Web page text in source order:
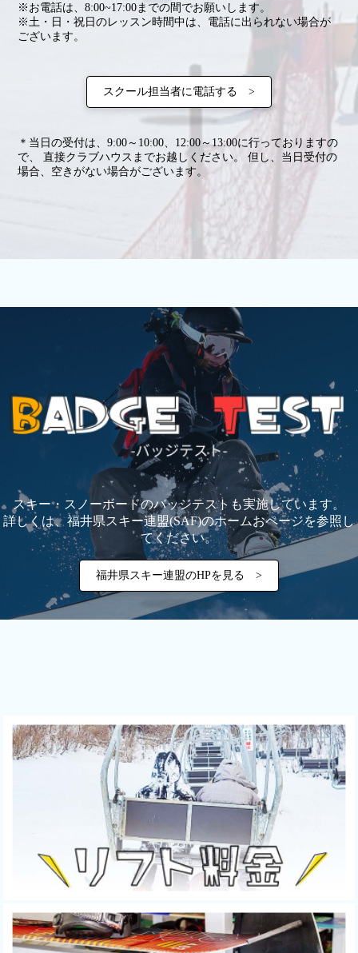
※お電話は、8:00~17:00までの間でお願いします。
※土・日・祝日のレッスン時間中は、電話に出られない場合が
ございます。
スクール担当者に電話する >
＊当日の受付は、9:00～10:00、12:00～13:00に行っておりますの
で、 直接クラブハウスまでお越しください。 但し、当日受付の
場合、空きがない場合がございます。
スキー・スノーボードのバッジテストも実施しています。
詳しくは、福井県スキー連盟(SAF)のホームおページを参照し
てください。
福井県スキー連盟のHPを見る >